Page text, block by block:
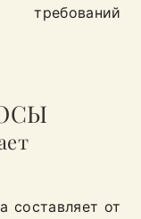
составляет от